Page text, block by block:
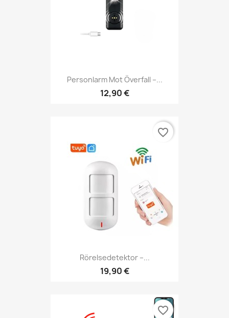
Personlarm Mot Överfall –...
12,90 €
Rörelsedetektor –...
19,90 €
favorite_border
favorite_border